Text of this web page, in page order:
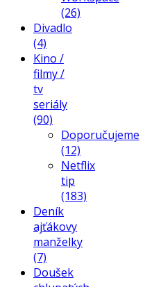
(26)
Divadlo
(4)
Kino /
filmy /
tv
seriály
(90)
Doporučujeme
(12)
Netflix
tip
(183)
Deník
ajťákovy
manželky
(7)
Doušek